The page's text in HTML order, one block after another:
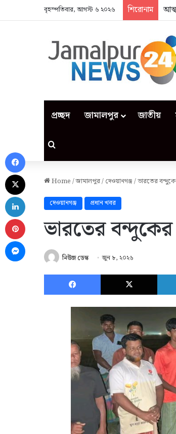
বৃহস্পতিবার, আগস্ট ৬ ২০২৬ শিরোনাম
প্রচ্ছদ জামালপুর জাতীয়
Search for
Home/জামালপুর/দেওয়ানগঞ্জ/ভারতের
দেওয়ানগঞ্জ প্রধান খবর
ভারতের
নিউজ ডেস্ক জুন ৮, ২০২৬
Facebook X
Facebook
LinkedIn